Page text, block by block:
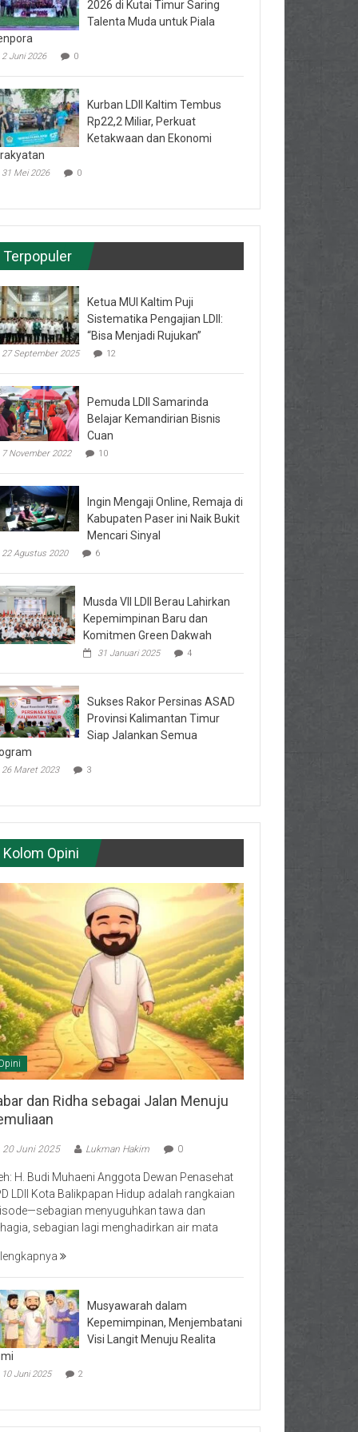
2026 di Kutai Timur Saring
Talenta Muda untuk Piala
2 Juni 2026 0
Kurban LDII Kaltim Tembus
Rp22,2 Miliar, Perkuat
Ketakwaan dan Ekonomi
31 Mei 2026 0
Terpopuler
Ketua MUI Kaltim Puji
Sistematika Pengajian LDII:
“Bisa Menjadi Rujukan”
27 September 2025 12
Pemuda LDII Samarinda
Belajar Kemandirian Bisnis
Cuan
7 November 2022 10
Ingin Mengaji Online, Remaja di
Kabupaten Paser ini Naik Bukit
Mencari Sinyal
22 Agustus 2020 6
Musda VII LDII Berau Lahirkan
Kepemimpinan Baru dan
Komitmen Green Dakwah
31 Januari 2025 4
Sukses Rakor Persinas ASAD
Provinsi Kalimantan Timur
Siap Jalankan Semua
26 Maret 2023 3
Kolom Opini
dan Ridha sebagai Jalan Menuju
20 Juni 2025 Lukman Hakim 0
H. Budi Muhaeni Anggota Dewan Penasehat
LDII Kota Balikpapan Hidup adalah rangkaian
menyuguhkan tawa dan
sebagian lagi menghadirkan air mata
Musyawarah dalam
Kepemimpinan, Menjembatani
Visi Langit Menuju Realita
10 Juni 2025 2